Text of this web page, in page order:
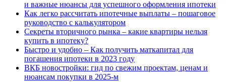
и важные нюансы для успешного оформления ипотеки
Как легко рассчитать ипотечные выплаты – пошаговое
руководство с калькулятором
Секреты вторичного рынка – какие квартиры нельзя
купить в ипотеку?
Быстро и удобно – Как получить маткапитал для
погашения ипотеки в 2023 году
ВКБ новостройки: гид по свежим проектам, ценам и
нюансам покупки в 2025-м